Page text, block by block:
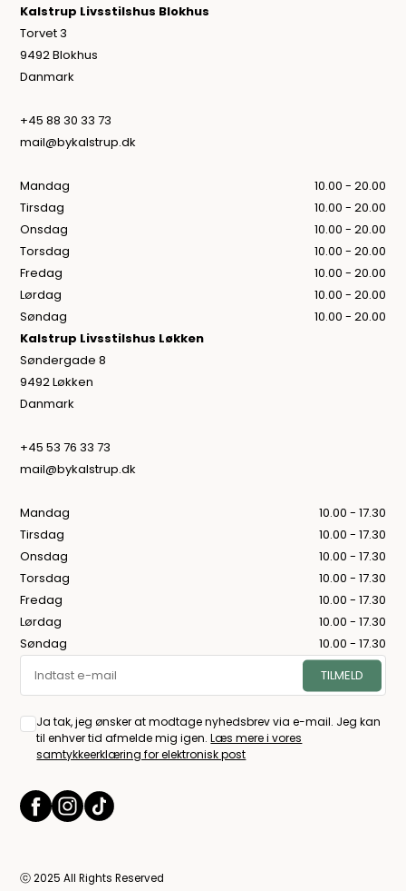
Kalstrup Livsstilshus Blokhus
Torvet 3
9492 Blokhus
Danmark
+45 88 30 33 73
mail@bykalstrup.dk
Mandag
10.00 - 20.00
Tirsdag
10.00 - 20.00
Onsdag
10.00 - 20.00
Torsdag
10.00 - 20.00
Fredag
10.00 - 20.00
Lørdag
10.00 - 20.00
Søndag
10.00 - 20.00
Kalstrup Livsstilshus Løkken
Søndergade 8
9492 Løkken
Danmark
+45 53 76 33 73
mail@bykalstrup.dk
Mandag
10.00 - 17.30
Tirsdag
10.00 - 17.30
Onsdag
10.00 - 17.30
Torsdag
10.00 - 17.30
Fredag
10.00 - 17.30
Lørdag
10.00 - 17.30
Søndag
10.00 - 17.30
Ja tak, jeg ønsker at modtage nyhedsbrev via e-mail. Jeg kan
til enhver tid afmelde mig igen.Læs mere i vores
samtykkeerklæring for elektronisk post
ⓒ 2025 All Rights Reserved